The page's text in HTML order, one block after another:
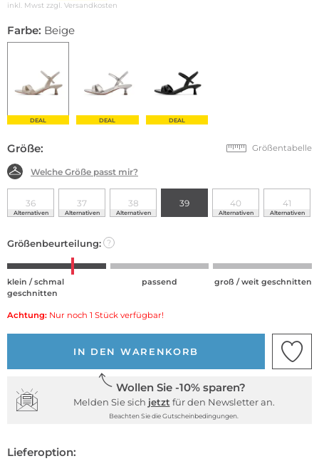
inkl. Mwst zzgl. Versandkosten
Farbe: Beige
DEAL DEAL DEAL
Größe: Größentabelle
Welche Größe passt mir?
36
Alternativen
37
Alternativen
38
Alternativen
39 40
Alternativen
41
Alternativen
Größenbeurteilung: ?
klein / schmal
geschnitten
passend groß / weit geschnitten
Achtung: Nur noch 1 Stück verfügbar!
IN DEN WARENKORB
Wollen Sie -10% sparen?
Melden Sie sich jetzt für den Newsletter an.
Beachten Sie die Gutscheinbedingungen.
Lieferoption: